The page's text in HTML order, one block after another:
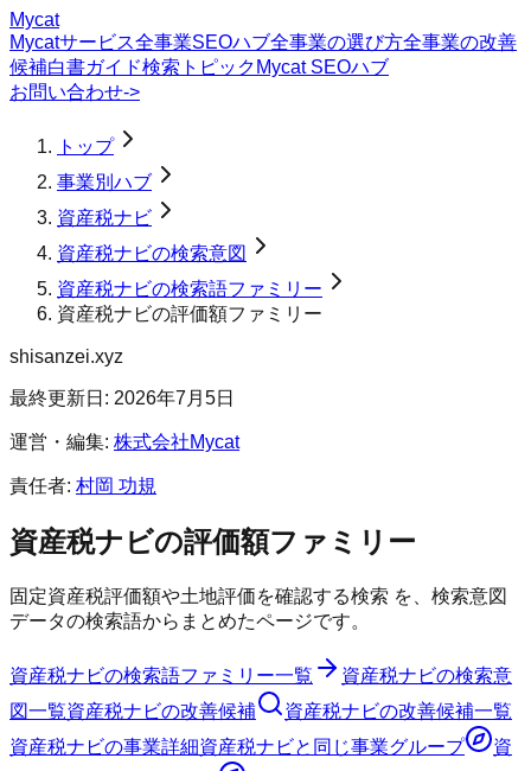
Mycat
Mycatサービス全事業SEOハブ全事業の選び方全事業の改善
候補白書ガイド検索トピック Mycat SEOハブ
お問い合わせ->
トップ
事業別ハブ
資産税ナビ
資産税ナビの検索意図
資産税ナビの検索語ファミリー
資産税ナビの評価額ファミリー
shisanzei.xyz
最終更新日: 2026年7月5日
運営・編集: 株式会社Mycat
責任者: 村岡 功規
資産税ナビの評価額ファミリー
固定資産税評価額や土地評価を確認する検索 を、検索意図
データの検索語からまとめたページです。
資産税ナビの検索語ファミリー一覧 資産税ナビの検索意
図一覧資産税ナビの改善候補 資産税ナビの改善候補一覧
資産税ナビの事業詳細資産税ナビと同じ事業グループ
資